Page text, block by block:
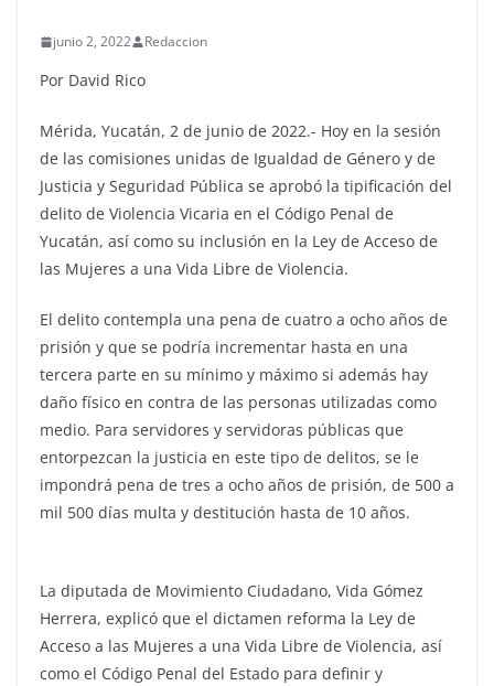
junio 2, 2022 Redaccion
Por David Rico
Mérida, Yucatán, 2 de junio de 2022.- Hoy en la sesión
de las comisiones unidas de Igualdad de Género y de
Justicia y Seguridad Pública se aprobó la tipificación del
delito de Violencia Vicaria en el Código Penal de
Yucatán, así como su inclusión en la Ley de Acceso de
las Mujeres a una Vida Libre de Violencia.
El delito contempla una pena de cuatro a ocho años de
prisión y que se podría incrementar hasta en una
tercera parte en su mínimo y máximo si además hay
daño físico en contra de las personas utilizadas como
medio. Para servidores y servidoras públicas que
entorpezcan la justicia en este tipo de delitos, se le
impondrá pena de tres a ocho años de prisión, de 500 a
mil 500 días multa y destitución hasta de 10 años.
La diputada de Movimiento Ciudadano, Vida Gómez
Herrera, explicó que el dictamen reforma la Ley de
Acceso a las Mujeres a una Vida Libre de Violencia, así
como el Código Penal del Estado para definir y